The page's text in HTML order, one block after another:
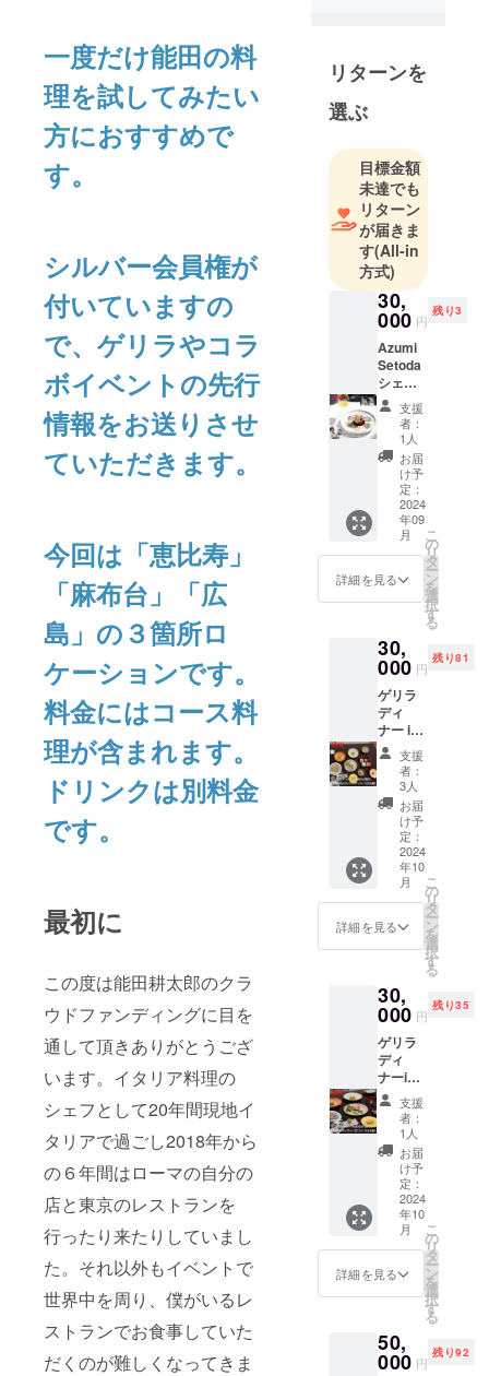
一度だけ能田の料
理を試してみたい
方におすすめで
す。
シルバー会員権が
付いていますの
で、ゲリラやコラ
ボイベントの先行
情報をお送りさせ
ていただきます。
今回は「恵比寿」
「麻布台」「広
島」の３箇所ロ
ケーションです。
料金にはコース料
理が含まれます。
ドリンクは別料金
です。
最初に
この度は能田耕太郎のクラ
ウドファンディングに目を
通して頂きありがとうござ
います。イタリア料理の
シェフとして20年間現地イ
タリアで過ごし2018年から
の６年間はローマの自分の
店と東京のレストランを
行ったり来たりしていまし
た。それ以外もイベントで
世界中を周り、僕がいるレ
ストランでお食事していた
だくのが難しくなってきま
リターンを
選ぶ
目標金額
未達でも
リターン
が届きま
す(All-in
方式)
30,
000 円
残り3
Azumi
Setoda
シェフ
とのコ
ラボ
ディ
ナーin
広島 9
月16日
18時一
斉ス
タート
おひと
り様
30000
リンク
代別 秋
田シェ
フ３皿
能田
３皿 計
６皿構
成で
す。
支援
者：
1人
お届
け予
定：
2024
年09
月
詳細を見る
こ
の
リ
タ
ー
ン
を
選
択
す
る
30,
000 円
残り81
ゲリラ
ディ
ナー in
麻布台
（都
内）
じゃが
いもの
スパ
ゲッ
ティ
コース
（１名
様）
じゃが
ゲッ
ティを
含む６
皿コー
ス おひ
とり様
30000
円 ア
ミュー
ズ 前菜
じゃが
いも パ
スタ 魚
ドル
チェ ド
リンク
代別
支援
者：
3人
お届
け予
定：
2024
年10
月
詳細を見る
こ
の
リ
タ
ー
ン
を
選
択
す
る
30,
000 円
残り35
ゲリラ
ディ
ナーin
恵比寿
（都
内） ガ
ストロ
ノミー
ヴィー
ガン
コース
（１名
様） 野
菜を中
心にし
り様
30000
支援
者：
1人
お届
け予
定：
2024
年10
月
詳細を見る
こ
の
リ
タ
ー
ン
を
選
択
す
る
50,
000 円
残り92